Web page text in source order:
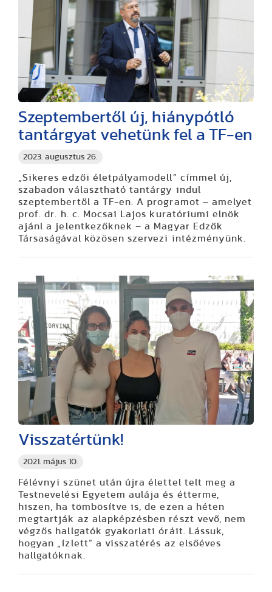
2023. augusztus 26.
Szeptembertől új, hiánypótló
tantárgyat vehetünk fel a TF-en
„Sikeres edzői életpályamodell” címmel új,
szabadon választható tantárgy indul
szeptembertől a TF-en. A programot – amelyet
prof. dr. h. c. Mocsai Lajos kuratóriumi elnök
ajánl a jelentkezőknek – a Magyar Edzők
Társaságával közösen szervezi intézményünk.
2021. május 10.
Visszatértünk!
Félévnyi szünet után újra élettel telt meg a
Testnevelési Egyetem aulája és étterme,
hiszen, ha tömbösítve is, de ezen a héten
megtartják az alapképzésben részt vevő, nem
végzős hallgatók gyakorlati óráit. Lássuk,
hogyan „ízlett” a visszatérés az elsőéves
hallgatóknak.